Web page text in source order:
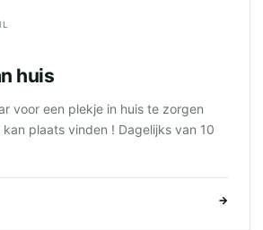
huis
voor een plekje in huis te zorgen
plaats vinden ! Dagelijks van 10
→